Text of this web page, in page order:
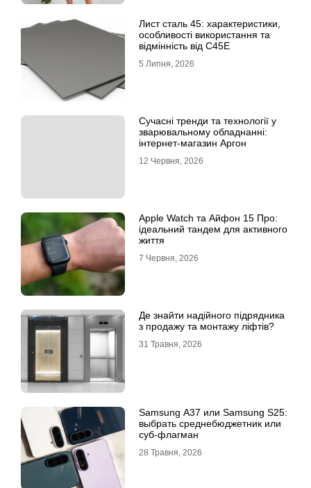
Лист сталь 45: характеристики,
особливості використання та
відмінність від C45E
5 Липня, 2026
Сучасні тренди та технології у
зварювальному обладнанні:
інтернет-магазин Аргон
12 Червня, 2026
Apple Watch та Айфон 15 Про:
ідеальний тандем для активного
життя
7 Червня, 2026
Де знайти надійного підрядника
з продажу та монтажу ліфтів?
31 Травня, 2026
Samsung A37 или Samsung S25:
выбрать среднебюджетник или
суб-флагман
28 Травня, 2026